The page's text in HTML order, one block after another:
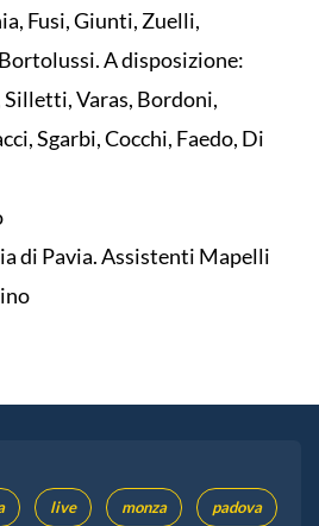
Fusi, Giunti, Zuelli,
A disposizione:
Varas, Bordoni,
Sgarbi, Cocchi, Faedo, Di
di Pavia. Assistenti Mapelli
live monza padova